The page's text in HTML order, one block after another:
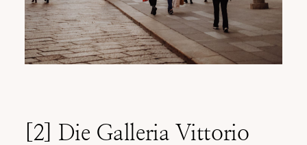
[2] Die Galleria Vittorio